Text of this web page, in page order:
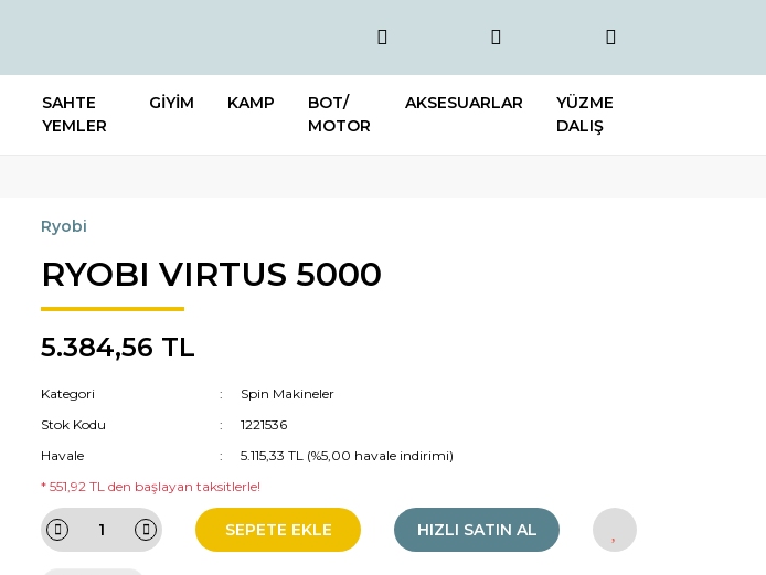
SAHTE
YEMLER
GİYİM KAMP
BOT/
MOTOR
AKSESUARLAR
YÜZME
DALIŞ
Ryobi
RYOBI VIRTUS 5000
5.384,56 TL
Kategori
Spin Makineler
Stok Kodu
1221536
Havale
5.115,33 TL (%5,00 havale indirimi)
* 551,92 TL den başlayan taksitlerle!
SEPETE EKLE HIZLI SATIN AL